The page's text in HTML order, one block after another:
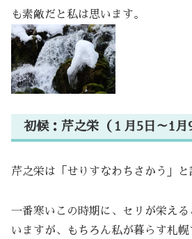
も素敵だと私は思います。
初候：芹之栄（１月5日～1月9
芹之栄は「せりすなわちさかう」と
一番寒いこの時期に、セリが栄え
いますが、もちろん私が暮らす札幌